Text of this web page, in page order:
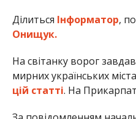
Ділиться Інформатор,
Онищук.
На світанку ворог
мирних українських
цій статті. На